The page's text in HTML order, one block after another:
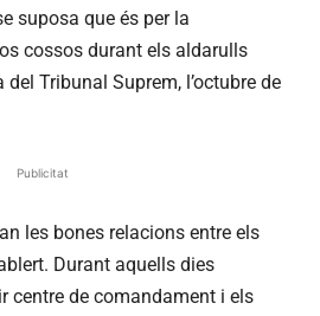
suposa que és per la
cossos durant els aldarulls
Tribunal Suprem, l’octubre de
Publicitat
les bones relacions entre els
Durant aquells dies
centre de comandament i els